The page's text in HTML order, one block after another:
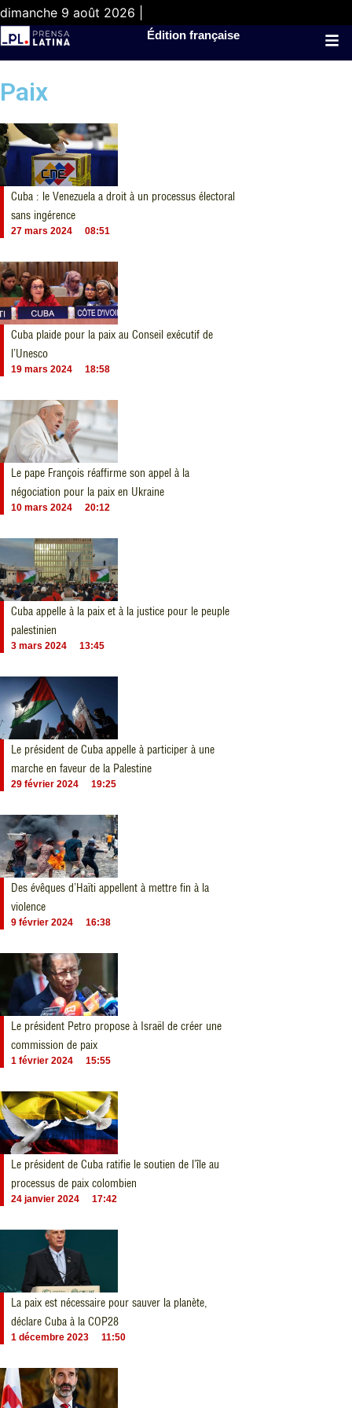
dimanche 9 août 2026 |
Édition française
Paix
Cuba : le Venezuela a droit à un processus électoral
sans ingérence
27 mars 2024 08:51
Cuba plaide pour la paix au Conseil exécutif de
l’Unesco
19 mars 2024 18:58
Le pape François réaffirme son appel à la
négociation pour la paix en Ukraine
10 mars 2024 20:12
Cuba appelle à la paix et à la justice pour le peuple
palestinien
3 mars 2024 13:45
Le président de Cuba appelle à participer à une
marche en faveur de la Palestine
29 février 2024 19:25
Des évêques d’Haïti appellent à mettre fin à la
violence
9 février 2024 16:38
Le président Petro propose à Israël de créer une
commission de paix
1 février 2024 15:55
Le président de Cuba ratifie le soutien de l’île au
processus de paix colombien
24 janvier 2024 17:42
La paix est nécessaire pour sauver la planète,
déclare Cuba à la COP28
1 décembre 2023 11:50